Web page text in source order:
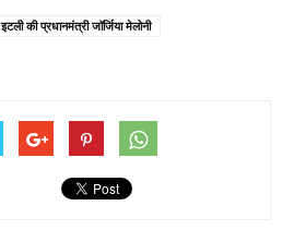
इटली की प्रधानमंत्री जॉर्जिया मेलोनी